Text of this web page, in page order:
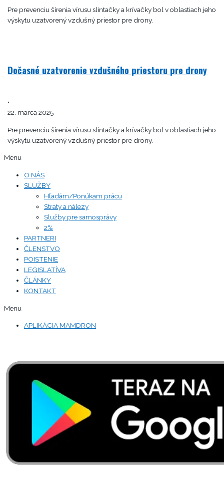
Pre prevenciu šírenia vírusu slintačky a krívačky bol v oblastiach jeho
výskytu uzatvorený vzdušný priestor pre drony.
Dočasné uzatvorenie vzdušného priestoru pre drony
•
22. marca 2025
Pre prevenciu šírenia vírusu slintačky a krívačky bol v oblastiach jeho
výskytu uzatvorený vzdušný priestor pre drony.
Menu
O NÁS
SLUŽBY
Hľadám/Ponúkam prácu
Straty a nálezy
Služby pre samosprávy
2%
PARTNERI
ČLENSTVO
POISTENIE
LEGISLATÍVA
ČLÁNKY
KONTAKT
Menu
APLIKÁCIA MAMDRON